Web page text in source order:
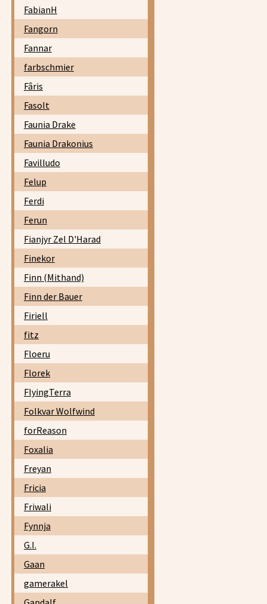
FabianH
Fangorn
Fannar
farbschmier
Fâris
Fasolt
Faunia Drake
Faunia Drakonius
Favilludo
Felup
Ferdi
Ferun
Fianjyr Zel D'Harad
Finekor
Finn (Mithand)
Finn der Bauer
Firiell
fitz
Floeru
Florek
FlyingTerra
Folkvar Wolfwind
forReason
Foxalia
Freyan
Fricia
Friwali
Fynnja
G.I.
Gaan
gamerakel